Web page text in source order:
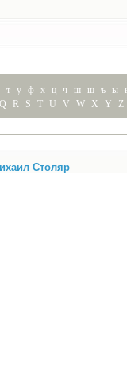
т у ф х ц ч ш щ ъ ы
Q R S T U V W X Y Z
Столяр